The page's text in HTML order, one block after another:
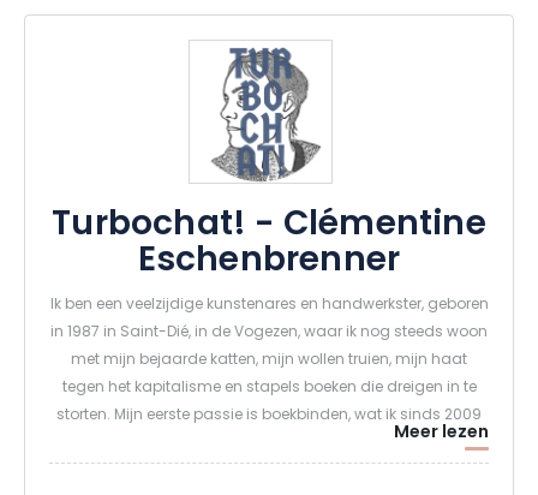
Turbochat! - Clémentine
Eschenbrenner
Ik ben een veelzijdige kunstenares en handwerkster, geboren
in 1987 in Saint-Dié, in de Vogezen, waar ik nog steeds woon
met mijn bejaarde katten, mijn wollen truien, mijn haat
tegen het kapitalisme en stapels boeken die dreigen in te
storten. Mijn eerste passie is boekbinden, wat ik sinds 2009
zelfstandig leer, vanuit de filosofie dat alles een boek kan
worden en iedereen een boek kan maken.
Meer lezen